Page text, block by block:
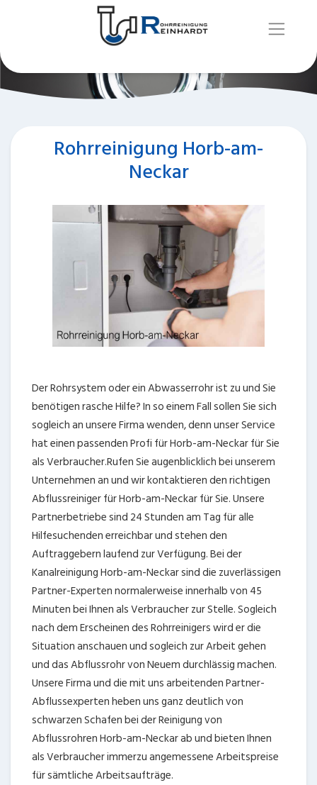
Rohrreinigung Horb-am-
Neckar
Der Rohrsystem oder ein Abwasserrohr ist zu und Sie
benötigen rasche Hilfe? In so einem Fall sollen Sie sich
sogleich an unsere Firma wenden, denn unser Service
hat einen passenden Profi für Horb-am-Neckar für Sie
als Verbraucher.Rufen Sie augenblicklich bei unserem
Unternehmen an und wir kontaktieren den richtigen
Abflussreiniger für Horb-am-Neckar für Sie. Unsere
Partnerbetriebe sind 24 Stunden am Tag für alle
Hilfesuchenden erreichbar und stehen den
Auftraggebern laufend zur Verfügung. Bei der
Kanalreinigung Horb-am-Neckar sind die zuverlässigen
Partner-Experten normalerweise innerhalb von 45
Minuten bei Ihnen als Verbraucher zur Stelle. Sogleich
nach dem Erscheinen des Rohrreinigers wird er die
Situation anschauen und sogleich zur Arbeit gehen
und das Abflussrohr von Neuem durchlässig machen.
Unsere Firma und die mit uns arbeitenden Partner-
Abflussexperten heben uns ganz deutlich von
schwarzen Schafen bei der Reinigung von
Abflussrohren Horb-am-Neckar ab und bieten Ihnen
als Verbraucher immerzu angemessene Arbeitspreise
für sämtliche Arbeitsaufträge.